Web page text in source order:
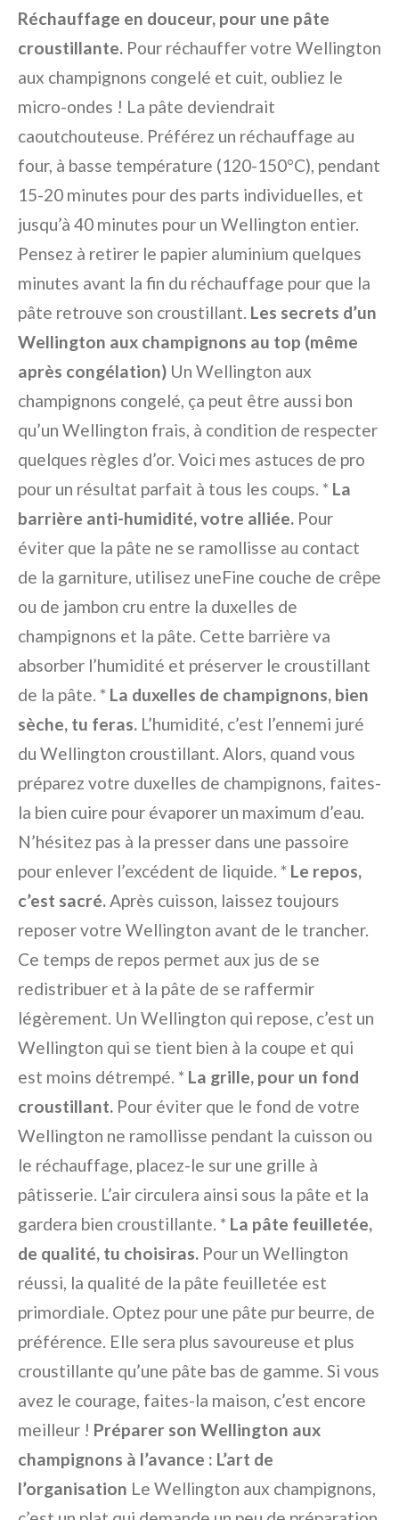
Réchauffage en douceur, pour une pâte
croustillante. Pour réchauffer votre Wellington
aux champignons congelé et cuit, oubliez le
micro-ondes ! La pâte deviendrait
caoutchouteuse. Préférez un réchauffage au
four, à basse température (120-150°C), pendant
15-20 minutes pour des parts individuelles, et
jusqu’à 40 minutes pour un Wellington entier.
Pensez à retirer le papier aluminium quelques
minutes avant la fin du réchauffage pour que la
pâte retrouve son croustillant. Les secrets d’un
Wellington aux champignons au top (même
après congélation) Un Wellington aux
champignons congelé, ça peut être aussi bon
qu’un Wellington frais, à condition de respecter
quelques règles d’or. Voici mes astuces de pro
pour un résultat parfait à tous les coups. * La
barrière anti-humidité, votre alliée. Pour
éviter que la pâte ne se ramollisse au contact
de la garniture, utilisez uneFine couche de crêpe
ou de jambon cru entre la duxelles de
champignons et la pâte. Cette barrière va
absorber l’humidité et préserver le croustillant
de la pâte. * La duxelles de champignons, bien
sèche, tu feras. L’humidité, c’est l’ennemi juré
du Wellington croustillant. Alors, quand vous
préparez votre duxelles de champignons, faites-
la bien cuire pour évaporer un maximum d’eau.
N’hésitez pas à la presser dans une passoire
pour enlever l’excédent de liquide. * Le repos,
c’est sacré.Après cuisson, laissez toujours
reposer votre Wellington avant de le trancher.
Ce temps de repos permet aux jus de se
redistribuer et à la pâte de se raffermir
légèrement. Un Wellington qui repose, c’est un
Wellington qui se tient bien à la coupe et qui
est moins détrempé. * La grille, pour un fond
croustillant. Pour éviter que le fond de votre
Wellington ne ramollisse pendant la cuisson ou
le réchauffage, placez-le sur une grille à
pâtisserie. L’air circulera ainsi sous la pâte et la
gardera bien croustillante. * La pâte feuilletée,
de qualité, tu choisiras. Pour un Wellington
réussi, la qualité de la pâte feuilletée est
primordiale. Optez pour une pâte pur beurre, de
préférence. Elle sera plus savoureuse et plus
croustillante qu’une pâte bas de gamme. Si vous
avez le courage, faites-la maison, c’est encore
meilleur ! Préparer son Wellington aux
champignons à l’avance : L’art de
l’organisation Le Wellington aux champignons,